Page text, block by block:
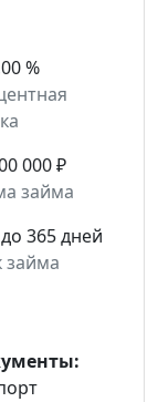
%
000 ₽
займа
365 дней
займа